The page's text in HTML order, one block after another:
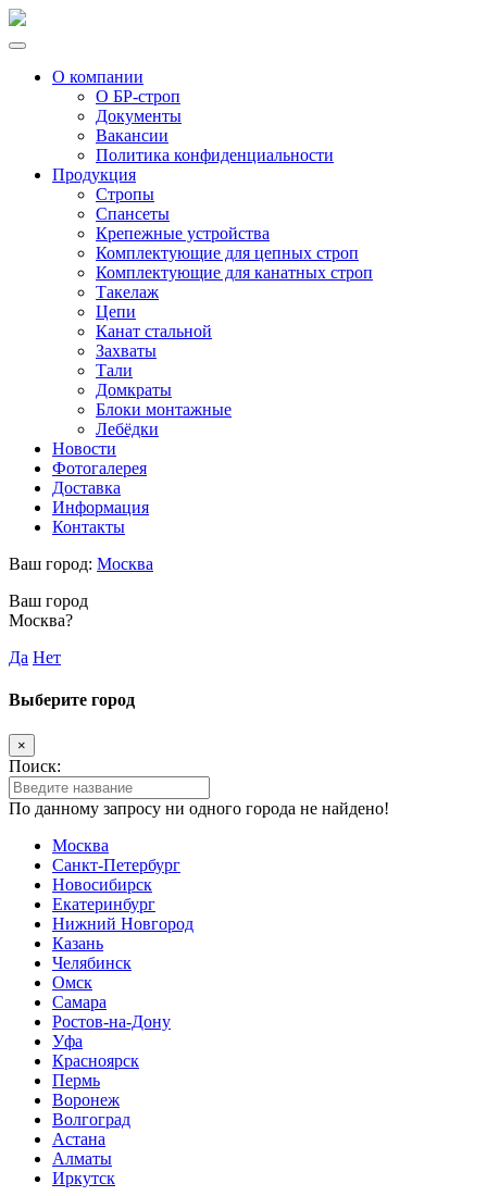
О компании
О БР-строп
Документы
Вакансии
Политика конфиденциальности
Продукция
Стропы
Спансеты
Крепежные устройства
Комплектующие для цепных строп
Комплектующие для канатных строп
Такелаж
Цепи
Канат стальной
Захваты
Тали
Домкраты
Блоки монтажные
Лебёдки
Новости
Фотогалерея
Доставка
Информация
Контакты
Ваш город: Москва
Ваш город
Москва?
Да Нет
Выберите город
×
Поиск:
По данному запросу ни одного города не найдено!
Москва
Санкт-Петербург
Новосибирск
Екатеринбург
Нижний Новгород
Казань
Челябинск
Омск
Самара
Ростов-на-Дону
Уфа
Красноярск
Пермь
Воронеж
Волгоград
Астана
Алматы
Иркутск